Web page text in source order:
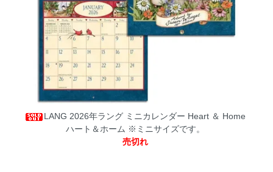
LANG 2026年ラング ミニカレンダー Heart ＆ Home
ハート＆ホーム ※ミニサイズです。
売切れ